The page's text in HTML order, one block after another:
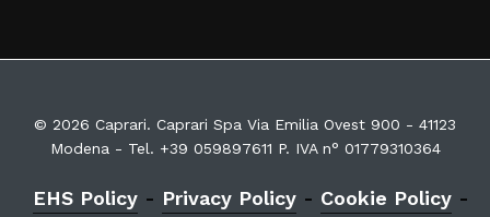
© 2026 Caprari. Caprari Spa Via Emilia Ovest 900 - 41123
Modena - Tel. +39 059897611 P. IVA n° 01779310364
EHS Policy- Privacy Policy- Cookie Policy-